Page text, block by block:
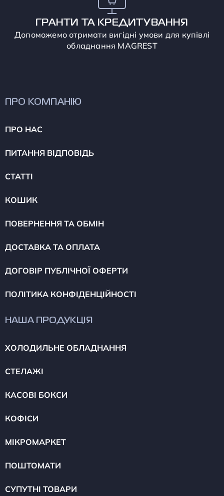
ГРАНТИ ТА КРЕДИТУВАННЯ
Допоможемо отримати вигідні умови для купівлі
обладнання MAGREST
ПРО КОМПАНІЮ
ПРО НАС
ПИТАННЯ ВІДПОВІДЬ
СТАТТІ
КОШИК
ПОВЕРНЕННЯ ТА ОБМІН
ДОСТАВКА ТА ОПЛАТА
ДОГОВІР ПУБЛІЧНОЇ ОФЕРТИ
ПОЛІТИКА КОНФІДЕНЦІЙНОСТІ
НАША ПРОДУКЦІЯ
ХОЛОДИЛЬНЕ ОБЛАДНАННЯ
СТЕЛАЖІ
КАСОВІ БОКСИ
КОФІСИ
МІКРОМАРКЕТ
ПОШТОМАТИ
СУПУТНІ ТОВАРИ